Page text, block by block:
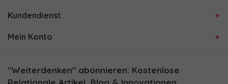
Kundendienst
Mein Konto
"Weiterdenken" abonnieren: Kostenlose